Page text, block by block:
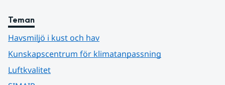
Teman
Havsmiljö i kust och hav
Kunskapscentrum för klimatanpassning
Luftkvalitet